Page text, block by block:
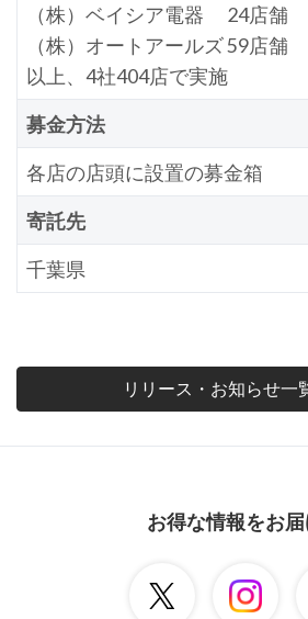
（株）ベイシア電器 24店舗
（株）オートアールズ 59店舗
以上、4社404店で実施
募金方法
各店の店頭に設置の募金箱
寄託先
千葉県
リリース・お知らせ一
お得な情報をお届